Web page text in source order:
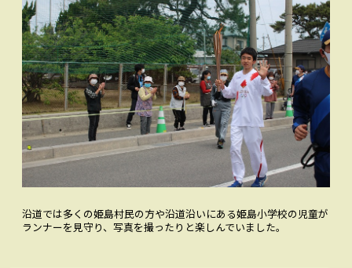
沿道では多くの姫島村民の方や沿道沿いにある姫島小学校の児童が
ランナーを見守り、写真を撮ったりと楽しんでいました。